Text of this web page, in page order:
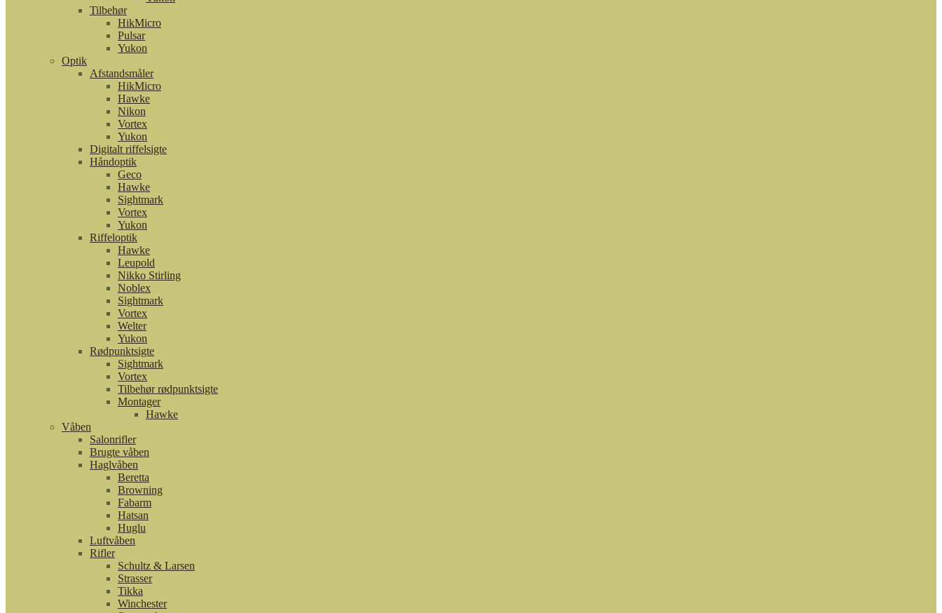
Tilbehør
HikMicro
Pulsar
Yukon
Optik
Afstandsmåler
HikMicro
Hawke
Nikon
Vortex
Yukon
Digitalt riffelsigte
Håndoptik
Geco
Hawke
Sightmark
Vortex
Yukon
Riffeloptik
Hawke
Leupold
Nikko Stirling
Noblex
Sightmark
Vortex
Welter
Yukon
Rødpunktsigte
Sightmark
Vortex
Tilbehør rødpunktsigte
Montager
Hawke
Våben
Salonrifler
Brugte våben
Haglvåben
Beretta
Browning
Fabarm
Hatsan
Huglu
Luftvåben
Rifler
Schultz & Larsen
Strasser
Tikka
Winchester